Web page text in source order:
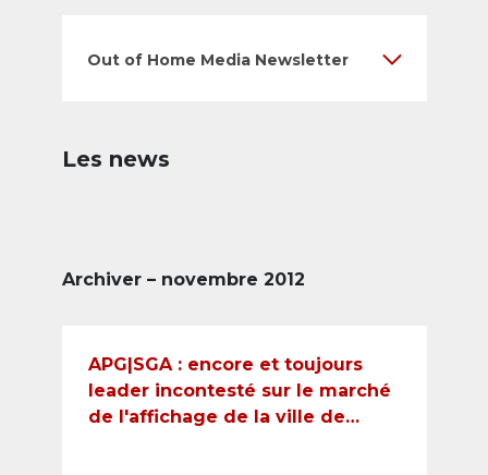
Out of Home Media Newsletter
Les news
Archiver – novembre 2012
APG|SGA : encore et toujours
leader incontesté sur le marché
de l'affichage de la ville de